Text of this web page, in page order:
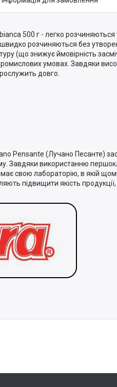
500 г - легко розчиняються
швидко розчиняються без
(що знижує ймовірність
умовах. Завдяки
довго.
Pensante (Лучано Песанте)
Завдяки використанню
свою лабораторію, в якій
підвищити якість